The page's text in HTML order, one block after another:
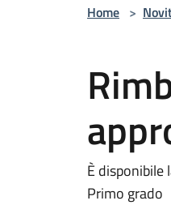
Home >
È disponibile
Primo grado